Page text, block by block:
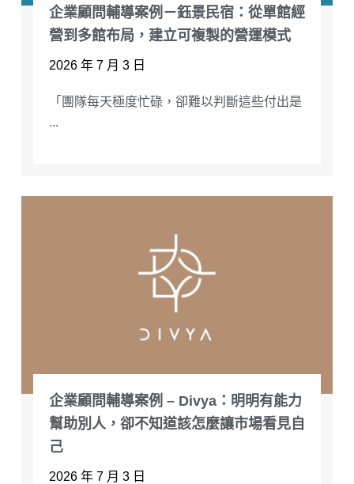
企業顧問輔導案例－鈺景民宿：從單館經
營到多館布局，建立可複製的營運模式
2026 年 7 月 3 日
「團隊每天極度忙碌，卻難以判斷這些付出是
...
企業顧問輔導案例 – Divya：明明有能力
幫助別人，卻不知道該怎麼讓市場看見自
己
2026 年 7 月 3 日